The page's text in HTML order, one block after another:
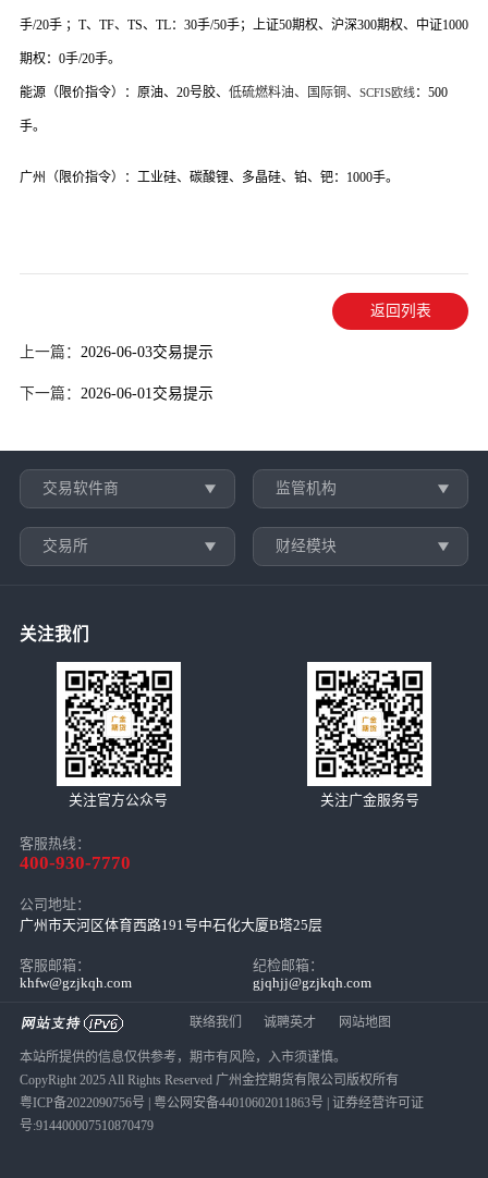
手/20手 ； T、 TF、 TS、 TL： 30手/50手；上证50期权、沪深300期权、中证1000
期权： 0手/20手。
能源（限价指令）：原油、 20号胶、 低硫燃料油、国际铜、 SCFIS欧线： 500
手。
广州（限价指令）：工业硅、碳酸锂、多晶硅、铂、钯： 1000手。
返回列表
上一篇： 2026-06-03交易提示
下一篇： 2026-06-01交易提示
交易软件商 监管机构
交易所 财经模块
关注我们
关注官方公众号 关注广金服务号
客服热线：
400-930-7770
公司地址：
广州市天河区体育西路191号中石化大厦B塔25层
客服邮箱：
khfw@gzjkqh.com
纪检邮箱：
gjqhjj@gzjkqh.com
联络我们 诚聘英才 网站地图
本站所提供的信息仅供参考，期市有风险，入市须谨慎。
CopyRight 2025 All Rights Reserved 广州金控期货有限公司版权所有
粤ICP备2022090756号| 粤公网安备44010602011863号| 证券经营许可证
号:914400007510870479